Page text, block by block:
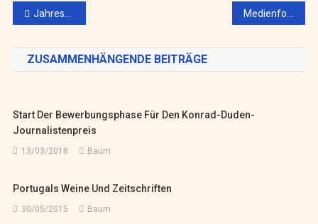
Beitragsnavigation
Jahreshauptversammlung
ZUSAMMENHÄNGENDE BEITRÄGE
Start Der Bewerbungsphase Für Den Konrad-Duden-
Journalistenpreis
13/03/2018 Baum
Portugals Weine Und Zeitschriften
30/05/2015 Baum